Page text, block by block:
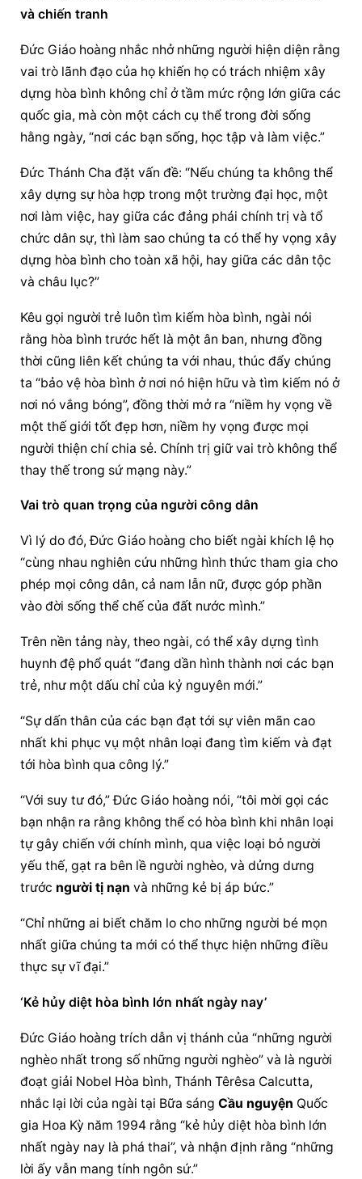
và chiến tranh
Đức Giáo hoàng nhắc nhở những người hiện diện rằng
vai trò lãnh đạo của họ khiến họ có trách nhiệm xây
dựng hòa bình không chỉ ở tầm mức rộng lớn giữa các
quốc gia, mà còn một cách cụ thể trong đời sống
hằng ngày, “nơi các bạn sống, học tập và làm việc.”
Đức Thánh Cha đặt vấn đề: “Nếu chúng ta không thể
xây dựng sự hòa hợp trong một trường đại học, một
nơi làm việc, hay giữa các đảng phái chính trị và tổ
chức dân sự, thì làm sao chúng ta có thể hy vọng xây
dựng hòa bình cho toàn xã hội, hay giữa các dân tộc
và châu lục?”
Kêu gọi người trẻ luôn tìm kiếm hòa bình, ngài nói
rằng hòa bình trước hết là một ân ban, nhưng đồng
thời cũng liên kết chúng ta với nhau, thúc đẩy chúng
ta “bảo vệ hòa bình ở nơi nó hiện hữu và tìm kiếm nó ở
nơi nó vắng bóng”, đồng thời mở ra “niềm hy vọng về
một thế giới tốt đẹp hơn, niềm hy vọng được mọi
người thiện chí chia sẻ. Chính trị giữ vai trò không thể
thay thế trong sứ mạng này.”
Vai trò quan trọng của người công dân
Vì lý do đó, Đức Giáo hoàng cho biết ngài khích lệ họ
“cùng nhau nghiên cứu những hình thức tham gia cho
phép mọi công dân, cả nam lẫn nữ, được góp phần
vào đời sống thể chế của đất nước mình.”
Trên nền tảng này, theo ngài, có thể xây dựng tình
huynh đệ phổ quát “đang dần hình thành nơi các bạn
trẻ, như một dấu chỉ của kỷ nguyên mới.”
“Sự dấn thân của các bạn đạt tới sự viên mãn cao
nhất khi phục vụ một nhân loại đang tìm kiếm và đạt
tới hòa bình qua công lý.”
“Với suy tư đó,” Đức Giáo hoàng nói, “tôi mời gọi các
bạn nhận ra rằng không thể có hòa bình khi nhân loại
tự gây chiến với chính mình, qua việc loại bỏ người
yếu thế, gạt ra bên lề người nghèo, và dửng dưng
trước người tị nạn và những kẻ bị áp bức.”
“Chỉ những ai biết chăm lo cho những người bé mọn
nhất giữa chúng ta mới có thể thực hiện những điều
thực sự vĩ đại.”
‘Kẻ hủy diệt hòa bình lớn nhất ngày nay’
Đức Giáo hoàng trích dẫn vị thánh của “những người
nghèo nhất trong số những người nghèo” và là người
đoạt giải Nobel Hòa bình, Thánh Têrêsa Calcutta,
nhắc lại lời của ngài tại Bữa sáng Cầu nguyện Quốc
gia Hoa Kỳ năm 1994 rằng “kẻ hủy diệt hòa bình lớn
nhất ngày nay là phá thai”, và nhận định rằng “những
lời ấy vẫn mang tính ngôn sứ.”